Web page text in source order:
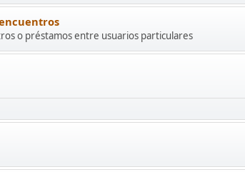
o préstamos entre usuarios particulares